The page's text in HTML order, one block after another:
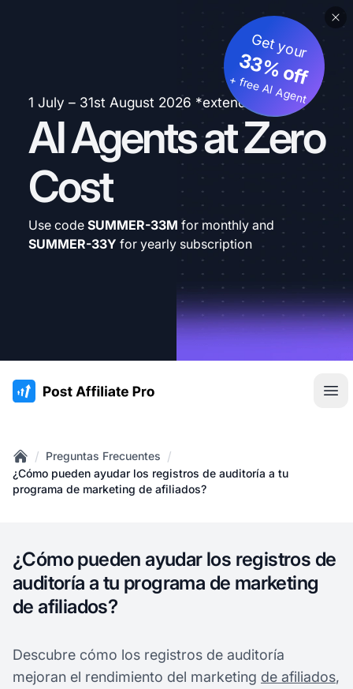
1 July – 31st August 2026 *extended
AI Agents at Zero
Cost
Get your
33% off
+ free AI Agent
Use code SUMMER-33M for monthly and
SUMMER-33Y for yearly subscription
:site.title
Home
/ Preguntas Frecuentes /
¿Cómo pueden ayudar los registros de auditoría a tu
programa de marketing de afiliados?
¿Cómo pueden ayudar los registros de
auditoría a tu programa de marketing
de afiliados?
Descubre cómo los registros de auditoría
mejoran el rendimiento del marketing de afiliados,